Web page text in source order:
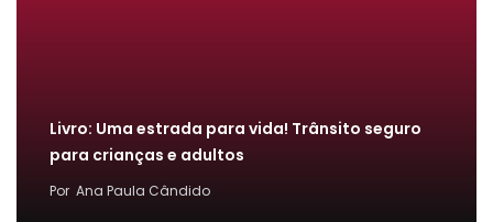
Livro: Uma estrada para vida! Trânsito seguro
para crianças e adultos
Por Ana Paula Cândido